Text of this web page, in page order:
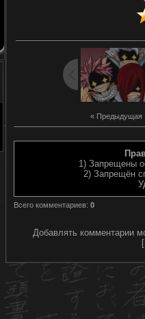
« Предыдущая
1) Запрещены
2) Запрещён
Всего комментариев: 0
Добавлять комментарии